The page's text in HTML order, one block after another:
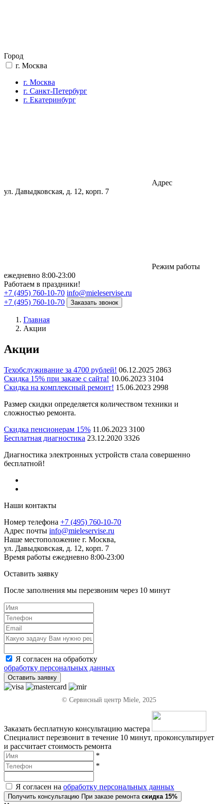
Город
г. Москва
г. Москва
г. Санкт-Петербург
г. Екатеринбург
Адрес
ул. Давыдковская, д. 12, корп. 7
Режим работы
eжедневно 8:00-23:00
Работаем в праздники!
+7 (495) 760-10-70 info@mieleservise.ru
+7 (495) 760-10-70
Заказать звонок
Главная
Акции
Акции
Техобслуживание за 4700 рублей! 06.12.2025 2863
Cкидка 15% при заказе с сайта! 10.06.2023 3104
Скидка на комплексный ремонт! 15.06.2023 2998
Размер скидки определяется количеством техники и
сложностью ремонта.
Скидка пенсионерам 15% 11.06.2023 3100
Бесплатная диагностика 23.12.2020 3326
Диагностика электронных устройств стала совершенно
бесплатной!
Наши контакты
Номер телефона +7 (495) 760-10-70
Адрес почты info@mieleservise.ru
Наше местоположение г. Москва,
ул. Давыдковская, д. 12, корп. 7
Время работы eжедневно 8:00-23:00
Оставить заявку
После заполнения мы перезвоним через 10 минут
Я согласен на обработку
обработку персональных данных
Оставить заявку
© Сервисный центр Miele, 2025
Заказать бесплатную консультацию мастера
Специалист перезвонит в течение 10 минут, проконсультирует
и рассчитает стоимость ремонта
*
*
Я согласен на обработку персональных данных
Получить консультацию При заказе ремонта скидка 15%